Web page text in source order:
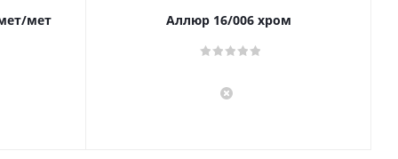
мет
Аллюр 16/006 хром